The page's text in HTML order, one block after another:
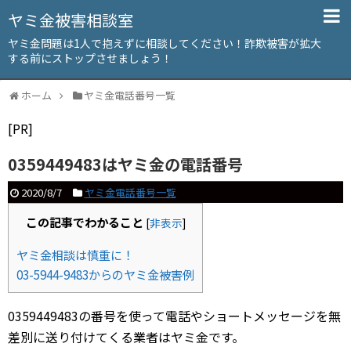
ヤミ金被害相談室
ヤミ金問題は1人で抱えずに相談してください！詐欺被害が拡大
する前にストップさせましょう！
ホーム ヤミ金電話番号一覧
[PR]
0359449483はヤミ金の電話番号
2020/8/7 ヤミ金電話番号一覧
この記事でわかること [非表示]
ヤミ金相談は慎重に！
03-5944-9483からのヤミ金被害例
0359449483の番号を使って電話やショートメッセージを無
差別に送り付けてくる業者はヤミ金です。